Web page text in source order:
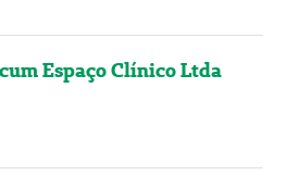
Espaço Clínico Ltda